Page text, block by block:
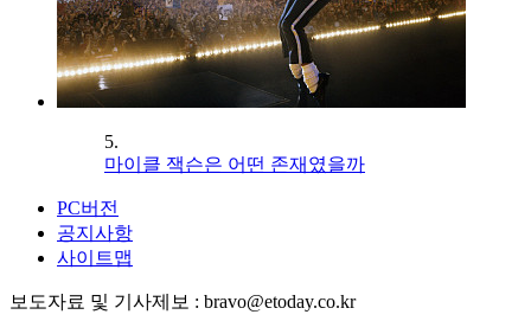
5.
마이클 잭슨은 어떤 존재였을까
PC버전
공지사항
사이트맵
보도자료 및 기사제보 : bravo@etoday.co.kr